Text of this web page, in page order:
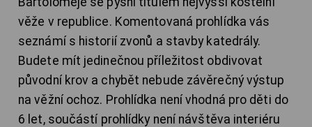
věže v republice. Komentovaná prohlídka vás
seznámí s historií zvonů a stavby katedrály.
Budete mít jedinečnou příležitost obdivovat
původní krov a chybět nebude závěrečný výstup
na věžní ochoz. Prohlídka není vhodná pro děti do
6 let, součástí prohlídky není návštěva interiéru